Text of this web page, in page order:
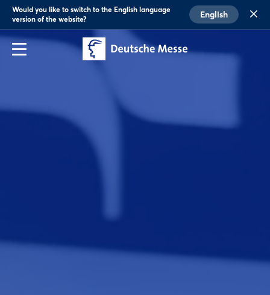
Would you like to switch to the English language
version of the website?
English